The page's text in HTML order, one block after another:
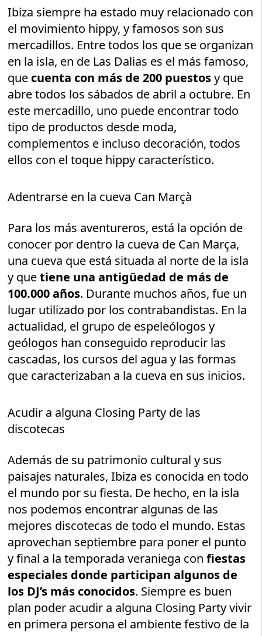
Ibiza siempre ha estado muy relacionado con
el movimiento hippy, y famosos son sus
mercadillos. Entre todos los que se organizan
en la isla, en de Las Dalias es el más famoso,
que cuenta con más de 200 puestosy que
abre todos los sábados de abril a octubre. En
este mercadillo, uno puede encontrar todo
tipo de productos desde moda,
complementos e incluso decoración, todos
ellos con el toque hippy característico.
Adentrarse en la cueva Can Marçà
Para los más aventureros, está la opción de
conocer por dentro la cueva de Can Marça,
una cueva que está situada al norte de la isla
y quetiene una antigüedad de más de
100.000 años. Durante muchos años, fue un
lugar utilizado por los contrabandistas. En la
actualidad, el grupo de espeleólogos y
geólogos han conseguido reproducir las
cascadas, los cursos del agua y las formas
que caracterizaban a la cueva en sus inicios.
Acudir a alguna Closing Party de las
discotecas
Además de su patrimonio cultural y sus
paisajes naturales, Ibiza es conocida en todo
el mundo por su fiesta. De hecho, en la isla
nos podemos encontrar algunas de las
mejores discotecas de todo el mundo. Estas
aprovechan septiembre para poner el punto
y final a la temporada veraniega confiestas
especiales donde participan algunos de
los DJ’s más conocidos. Siempre es buen
plan poder acudir a alguna Closing Party vivir
en primera persona el ambiente festivo de la